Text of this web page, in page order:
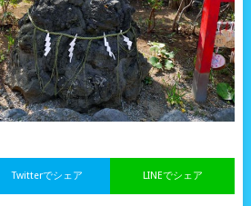
LINEでシェア
Twitterでシェア